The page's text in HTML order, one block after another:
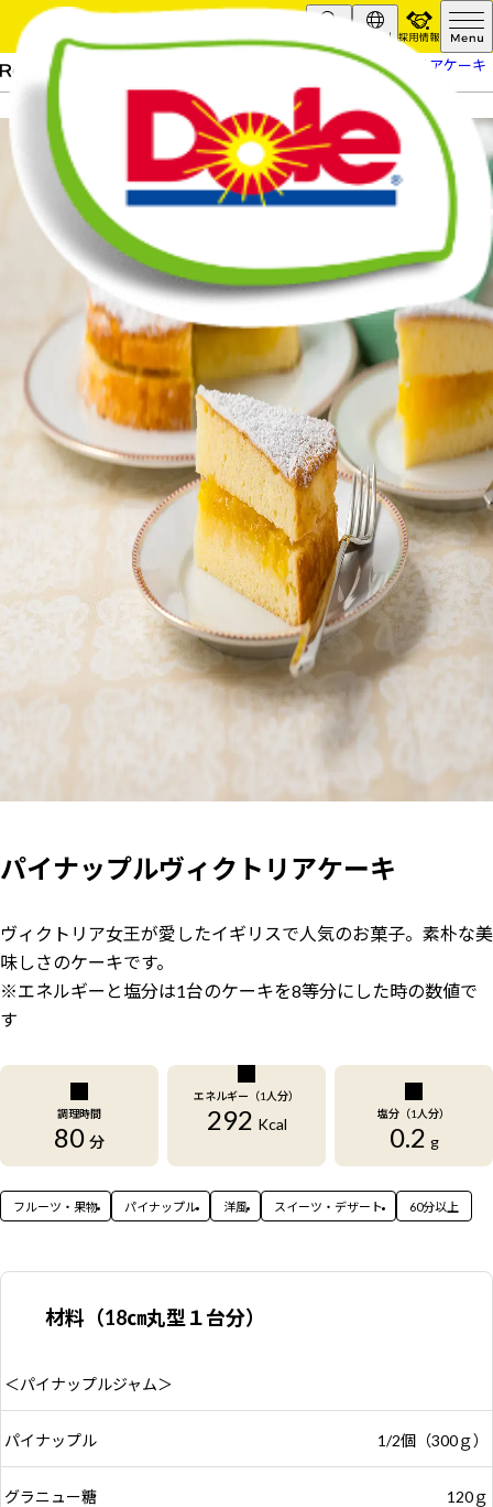
Search Global
採用情報
パイナップルヴィクトリアケーキ
パイナップルヴィクトリアケーキ
ヴィクトリア女王が愛したイギリスで人気のお菓子。素朴な美
味しさのケーキです。
※エネルギーと塩分は1台のケーキを8等分にした時の数値で
す
調理時間
80 分
エネルギー（1人分）
292 Kcal
塩分（1人分）
0.2 g
フルーツ・果物 パイナップル 洋風 スイーツ・デザート 60分以上
材料（18㎝丸型１台分）
＜パイナップルジャム＞
パイナップル 1/2個（300ｇ）
グラニュー糖 120ｇ